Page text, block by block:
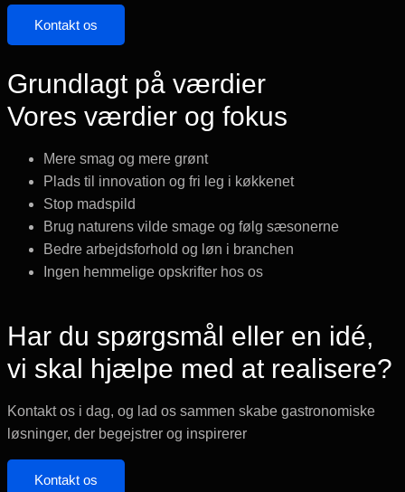
Kontakt os
Grundlagt på værdier
Vores værdier og fokus
Mere smag og mere grønt
Plads til innovation og fri leg i køkkenet
Stop madspild
Brug naturens vilde smage og følg sæsonerne
Bedre arbejdsforhold og løn i branchen
Ingen hemmelige opskrifter hos os
Har du spørgsmål eller en idé,
vi skal hjælpe med at realisere?
Kontakt os i dag, og lad os sammen skabe gastronomiske
løsninger, der begejstrer og inspirerer
Kontakt os